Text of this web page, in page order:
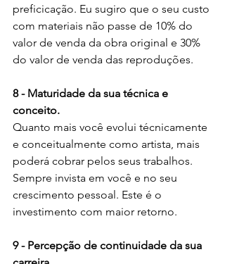
preficicação. Eu sugiro que o seu custo
com materiais não passe de 10% do
valor de venda da obra original e 30%
do valor de venda das reproduções.
8 - Maturidade da sua técnica e
conceito.
Quanto mais você evolui técnicamente
e conceitualmente como artista, mais
poderá cobrar pelos seus trabalhos.
Sempre invista em você e no seu
crescimento pessoal. Este é o
investimento com maior retorno.
9 - Percepção de continuidade da sua